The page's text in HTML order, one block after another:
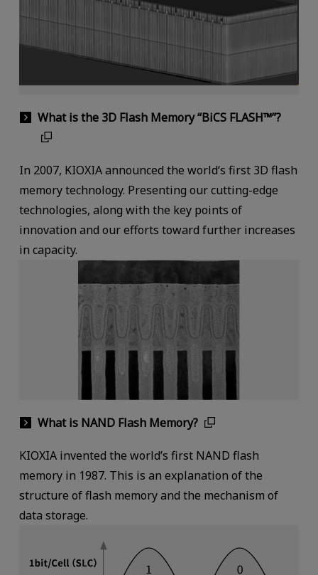
What is the 3D Flash Memory “BiCS FLASH™”?
In 2007, KIOXIA announced the world‘s first 3D flash
memory technology. Presenting our cutting-edge
technologies, along with the key points of
innovation and our efforts toward further increases
in capacity.
What is NAND Flash Memory?
KIOXIA invented the world’s first NAND flash
memory in 1987. This is an explanation of the
structure of flash memory and the mechanism of
data storage.